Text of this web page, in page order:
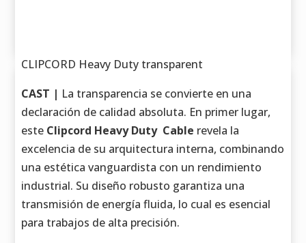
CLIPCORD Heavy Duty transparent
CAST | La transparencia se convierte en una
declaración de calidad absoluta. En primer lugar,
este Clipcord Heavy Duty Cable revela la
excelencia de su arquitectura interna, combinando
una estética vanguardista con un rendimiento
industrial. Su diseño robusto garantiza una
transmisión de energía fluida, lo cual es esencial
para trabajos de alta precisión.